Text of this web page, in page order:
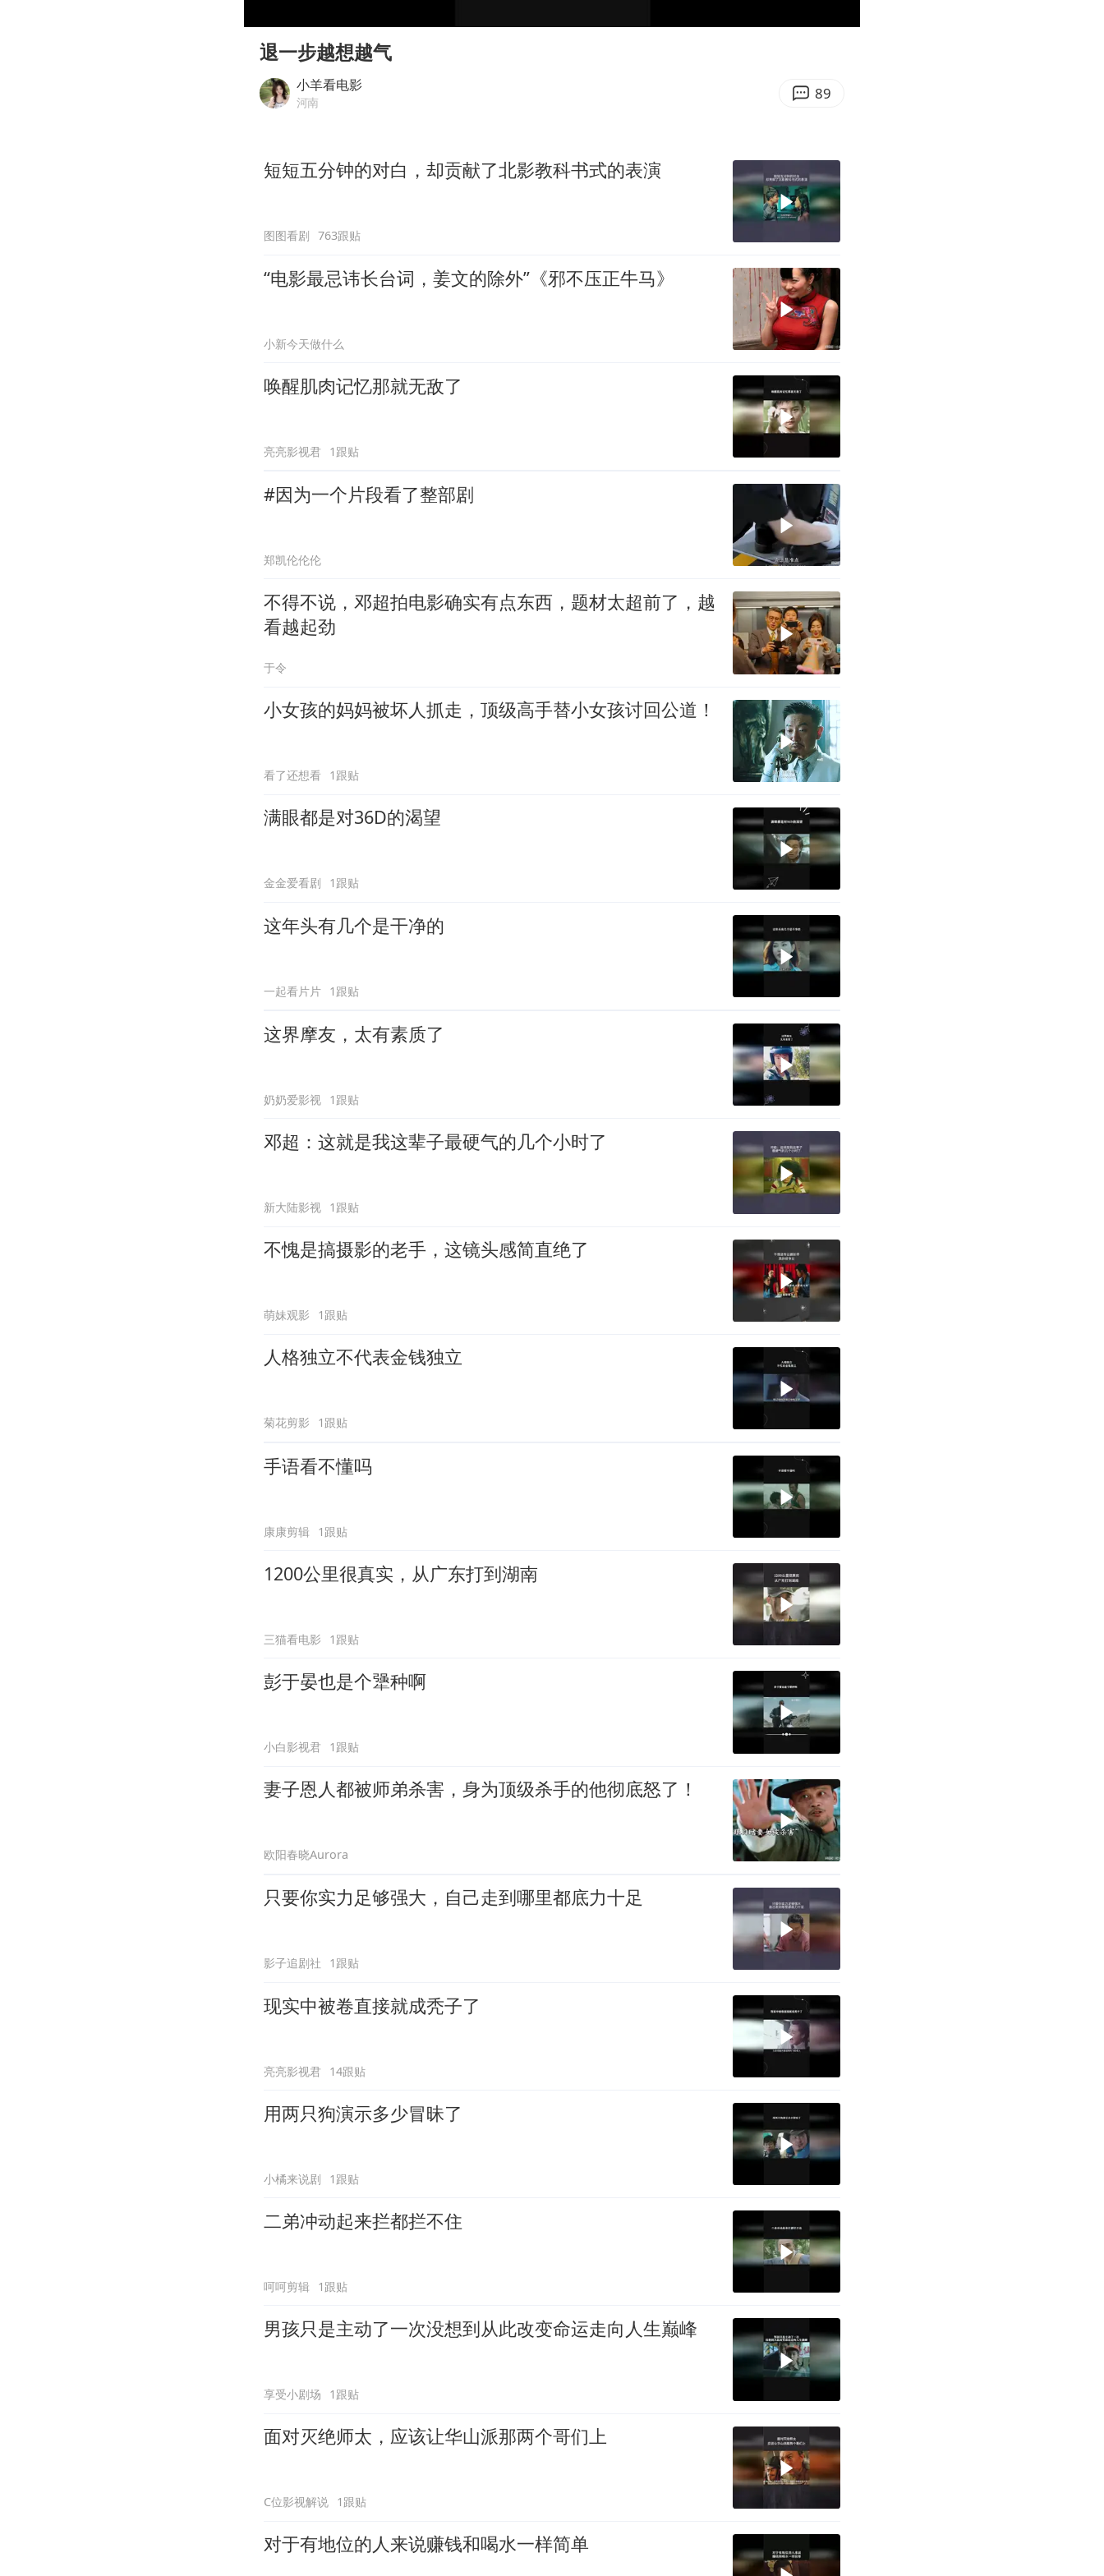
几元成本的AI广告导致千万市值蒸发
浙江台州《告全体市民书》
酒店回应车内过夜被收150元
退一步越想越气
小羊看电影
河南 89
短短五分钟的对白，却贡献了北影教科书式的表演
图图看剧 763跟贴
“电影最忌讳长台词，姜文的除外”《邪不压正牛马》
小新今天做什么
唤醒肌肉记忆那就无敌了
亮亮影视君 1跟贴
#因为一个片段看了整部剧
郑凯伦伦伦
不得不说，邓超拍电影确实有点东西，题材太超前了，越
看越起劲
于令
小女孩的妈妈被坏人抓走，顶级高手替小女孩讨回公道！
看了还想看 1跟贴
满眼都是对36D的渴望
金金爱看剧 1跟贴
这年头有几个是干净的
一起看片片 1跟贴
这界摩友，太有素质了
奶奶爱影视 1跟贴
邓超：这就是我这辈子最硬气的几个小时了
新大陆影视 1跟贴
不愧是搞摄影的老手，这镜头感简直绝了
萌妹观影 1跟贴
人格独立不代表金钱独立
菊花剪影 1跟贴
手语看不懂吗
康康剪辑 1跟贴
1200公里很真实，从广东打到湖南
三猫看电影 1跟贴
彭于晏也是个犟种啊
小白影视君 1跟贴
妻子恩人都被师弟杀害，身为顶级杀手的他彻底怒了！
欧阳春晓Aurora
只要你实力足够强大，自己走到哪里都底力十足
影子追剧社 1跟贴
现实中被卷直接就成秃子了
亮亮影视君 14跟贴
用两只狗演示多少冒昧了
小橘来说剧 1跟贴
二弟冲动起来拦都拦不住
呵呵剪辑 1跟贴
男孩只是主动了一次没想到从此改变命运走向人生巅峰
享受小剧场 1跟贴
面对灭绝师太，应该让华山派那两个哥们上
C位影视解说 1跟贴
对于有地位的人来说赚钱和喝水一样简单